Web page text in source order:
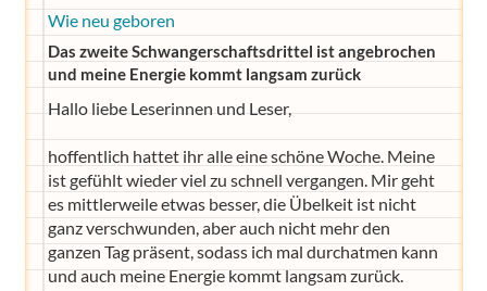
Wie neu geboren
Das zweite Schwangerschaftsdrittel ist angebrochen
und meine Energie kommt langsam zurück
Hallo liebe Leserinnen und Leser,
hoffentlich hattet ihr alle eine schöne Woche. Meine
ist gefühlt wieder viel zu schnell vergangen. Mir geht
es mittlerweile etwas besser, die Übelkeit ist nicht
ganz verschwunden, aber auch nicht mehr den
ganzen Tag präsent, sodass ich mal durchatmen kann
und auch meine Energie kommt langsam zurück.